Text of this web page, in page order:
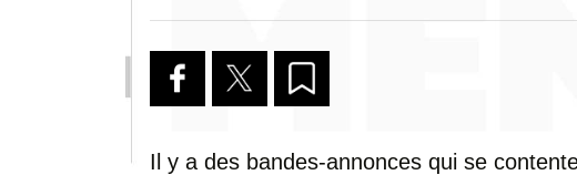
Il y a des bandes-annonces qui se